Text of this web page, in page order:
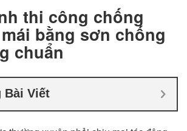
thi công chống
bằng sơn chống
chuẩn
Bài Viết